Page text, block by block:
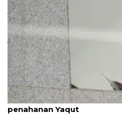
Dewas KPK tindak lanjuti
penahanan Yaqut